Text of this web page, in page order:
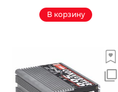
В корзину